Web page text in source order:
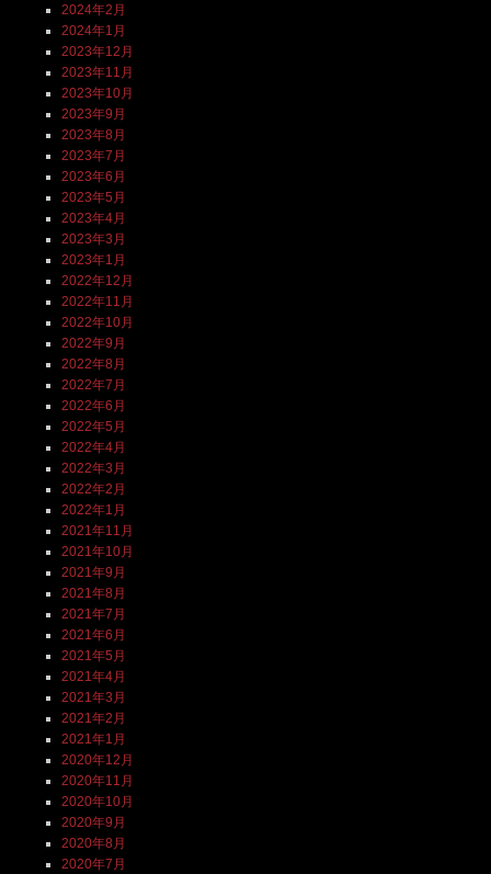
2024年2月
2024年1月
2023年12月
2023年11月
2023年10月
2023年9月
2023年8月
2023年7月
2023年6月
2023年5月
2023年4月
2023年3月
2023年1月
2022年12月
2022年11月
2022年10月
2022年9月
2022年8月
2022年7月
2022年6月
2022年5月
2022年4月
2022年3月
2022年2月
2022年1月
2021年11月
2021年10月
2021年9月
2021年8月
2021年7月
2021年6月
2021年5月
2021年4月
2021年3月
2021年2月
2021年1月
2020年12月
2020年11月
2020年10月
2020年9月
2020年8月
2020年7月